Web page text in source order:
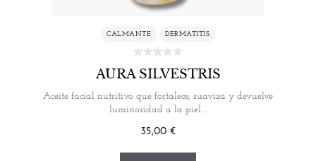
CALMANTE DERMATITIS
AURA SILVESTRIS
Aceite facial nutritivo que fortalece, suaviza y devuelve
luminosidad a la piel…
35,00 €